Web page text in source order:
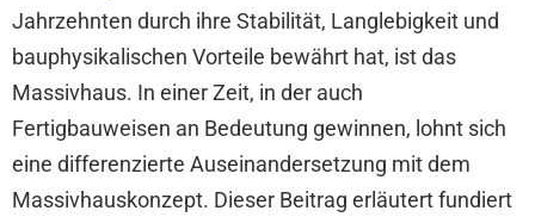
Jahrzehnten durch ihre Stabilität, Langlebigkeit und
bauphysikalischen Vorteile bewährt hat, ist das
Massivhaus. In einer Zeit, in der auch
Fertigbauweisen an Bedeutung gewinnen, lohnt sich
eine differenzierte Auseinandersetzung mit dem
Massivhauskonzept. Dieser Beitrag erläutert fundiert